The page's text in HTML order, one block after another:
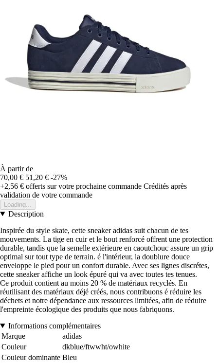
À partir de
70,00 € 51,20 € -27%
+2,56 € offerts sur votre prochaine commande Crédités après
validation de votre commande
Loading...
Description
Inspirée du style skate, cette sneaker adidas suit chacun de tes
mouvements. La tige en cuir et le bout renforcé offrent une protection
durable, tandis que la semelle extérieure en caoutchouc assure un grip
optimal sur tout type de terrain. é l'intérieur, la doublure douce
enveloppe le pied pour un confort durable. Avec ses lignes discrétes,
cette sneaker affiche un look épuré qui va avec toutes tes tenues.
Ce produit contient au moins 20 % de matériaux recyclés. En
réutilisant des matériaux déjé créés, nous contribuons é réduire les
déchets et notre dépendance aux ressources limitées, afin de réduire
l'empreinte écologique des produits que nous fabriquons.
Informations complémentaires
Marque
adidas
Couleur
dkblue/ftwwht/owhite
Couleur dominante Bleu